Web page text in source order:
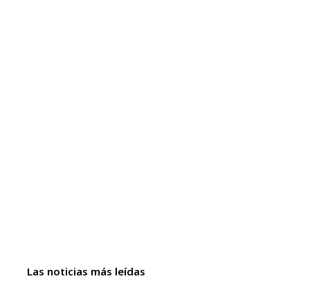
Las noticias más leídas